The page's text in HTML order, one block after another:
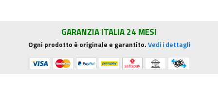
GARANZIA ITALIA 24 MESI
Ogni prodotto è originale e garantito.Vedi i dettagli